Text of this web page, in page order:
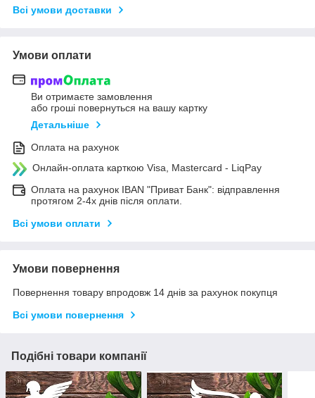
Всі умови доставки
Умови оплати
Ви отримаєте замовлення
або гроші повернуться на вашу картку
Детальніше
Оплата на рахунок
Онлайн-оплата карткою Visa, Mastercard - LiqPay
Оплата на рахунок IBAN "Приват Банк": відправлення
протягом 2-4х днів після оплати.
Всі умови оплати
Умови повернення
Повернення товару впродовж 14 днів за рахунок покупця
Всі умови повернення
Подібні товари компанії